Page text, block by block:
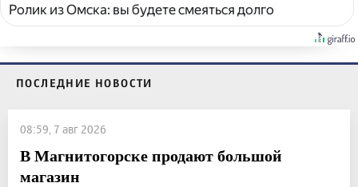
Ролик из Омска: вы будете смеяться долго
ПОСЛЕДНИЕ НОВОСТИ
08:59, 7 авг 2026
В Магнитогорске продают большой
магазин